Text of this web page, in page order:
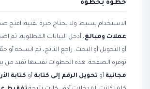
خطوة بخطوة
الاستخدام بسيط ولا يحتاج خبرة تقنية. افتح
عملات ومبالغ، أدخل البيانات المطلوبة، ثم
أو التحويل أو البحث. راجع الناتج، ثم انسخه
توفره الصفحة. هذه الخطوات نفسها تفيد من
مجانية أو تحويل الرقم إلى كتابة أو كتابة